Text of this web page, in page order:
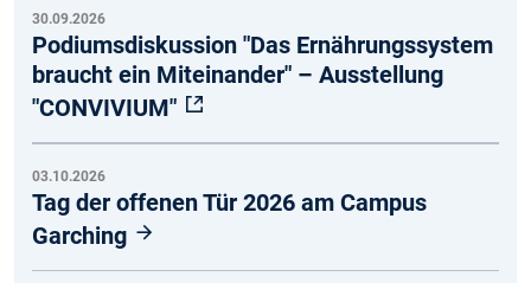
30.09.2026
Podiumsdiskussion "Das Ernährungssystem
braucht ein Miteinander" – Ausstellung
"CONVIVIUM"
03.10.2026
Tag der offenen Tür 2026 am Campus
Garching